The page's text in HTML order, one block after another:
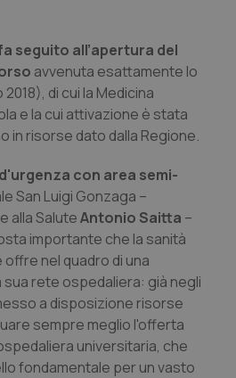
di Bolzano
di Trento
& Rettocolite Ulcerosa
patologie neurodegenerative
seguito all’apertura del
avvenuta esattamente lo
di cui la Medicina
e la cui attivazione è stata
in risorse dato dalla Regione.
con area semi-
San Luigi Gonzaga –
alla SaluteAntonio Saitta –
importante che la sanità
nel quadro di una
rete ospedaliera: già negli
a disposizione risorse
sempre meglio l'offerta
universitaria, che
fondamentale per un vasto